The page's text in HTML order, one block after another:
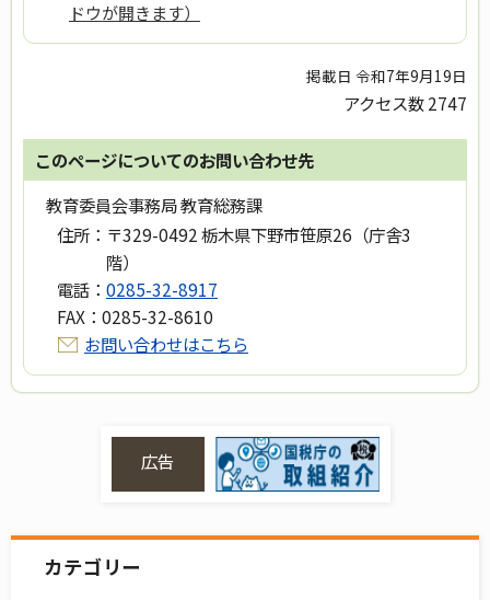
ドウが開きます）
掲載日 令和7年9月19日
アクセス数2747
このページについてのお問い合わせ先
教育委員会事務局 教育総務課
住所： 〒329-0492 栃木県下野市笹原26（庁舎3
階）
電話： 0285-32-8917
FAX： 0285-32-8610
お問い合わせはこちら
広告
カテゴリー